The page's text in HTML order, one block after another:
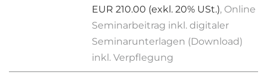
EUR 210.00 (exkl. 20% USt.), Online
Seminarbeitrag inkl. digitaler
Seminarunterlagen (Download)
inkl. Verpflegung